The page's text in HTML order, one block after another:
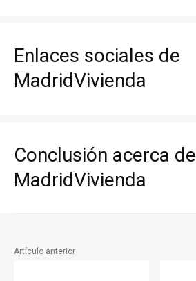
Enlaces sociales de
MadridVivienda
Conclusión acerca de
MadridVivienda
Artículo anterior